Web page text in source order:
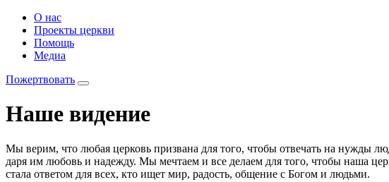
О нас
Проекты церкви
Помощь
Медиа
Пожертвовать
Наше видение
Мы верим, что любая церковь призвана для того, чтобы отвечать на нужды
даря им любовь и надежду. Мы мечтаем и все делаем для того, чтобы наша
стала ответом для всех, кто ищет мир, радость, общение с Богом и людьми.